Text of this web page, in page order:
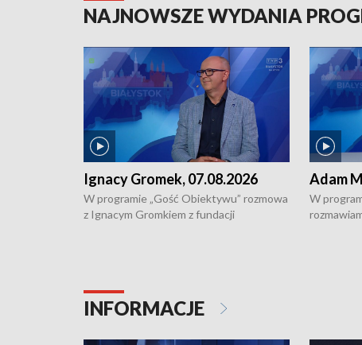
NAJNOWSZE WYDANIA
Ignacy Gromek, 07.08.2026
W programie „Gość Obiektywu” rozmowa
z Ignacym Gromkiem z fundacji
Adam
W
INFORMACJE